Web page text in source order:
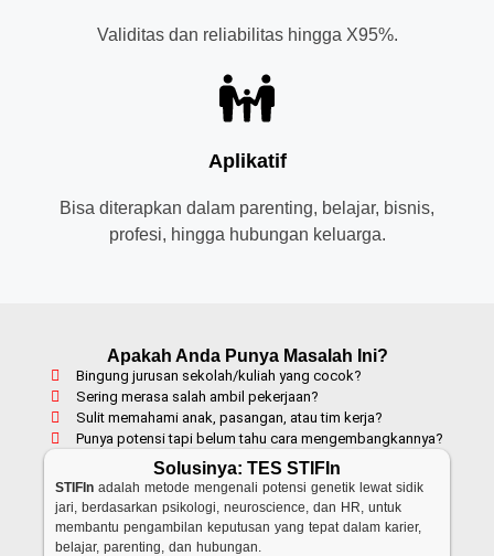
Validitas dan reliabilitas hingga X95%.
Aplikatif
Bisa diterapkan dalam parenting, belajar, bisnis,
profesi, hingga hubungan keluarga.
Apakah Anda Punya Masalah Ini?
Bingung jurusan sekolah/kuliah yang cocok?
Sering merasa salah ambil pekerjaan?
Sulit memahami anak, pasangan, atau tim kerja?
Punya potensi tapi belum tahu cara mengembangkannya?
Solusinya: TES STIFIn
STIFIn adalah metode mengenali potensi genetik lewat sidik
jari, berdasarkan psikologi, neuroscience, dan HR, untuk
membantu pengambilan keputusan yang tepat dalam karier,
belajar, parenting, dan hubungan.